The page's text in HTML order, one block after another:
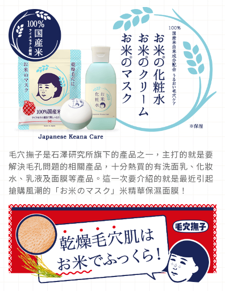
毛穴撫子是石澤研究所旗下的產品之一，主打的就是要
解決毛孔問題的相關產品，十分熱買的有洗面乳、化妝
水、乳液及面膜等產品。這一次要介紹的就是最近引起
搶購風潮的「お米のマスク」米精華保濕面膜！